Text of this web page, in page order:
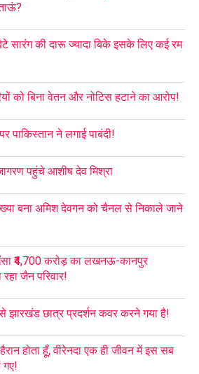
सारंग की दारू ज्यादा बिके इसके लिए कई रम
को बिना वेतन और नोटिस हटाने का आरोप!
पाकिस्तान ने लगाई पाबंदी!
पहुंचे आशीष देव मिश्रा
बना अमिश देवगन को चैनल से निकाले जाने
₹4,700 करोड़ का लखनऊ-कानपुर
जैन परिवार!
से झारखंड छात्र प्रदर्शन कवर करने गया है!
होता हूँ, वीरेनदा एक ही जीवन में इस सब